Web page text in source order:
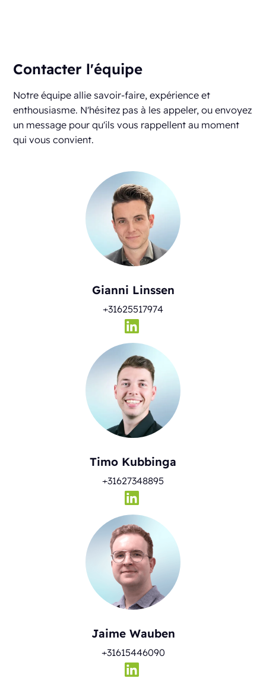
Contacter l'équipe
Notre équipe allie savoir-faire, expérience et
enthousiasme. N'hésitez pas à les appeler, ou envoyez
un message pour qu'ils vous rappellent au moment
qui vous convient.
Gianni Linssen
+31625517974
Timo Kubbinga
+31627348895
Jaime Wauben
+31615446090